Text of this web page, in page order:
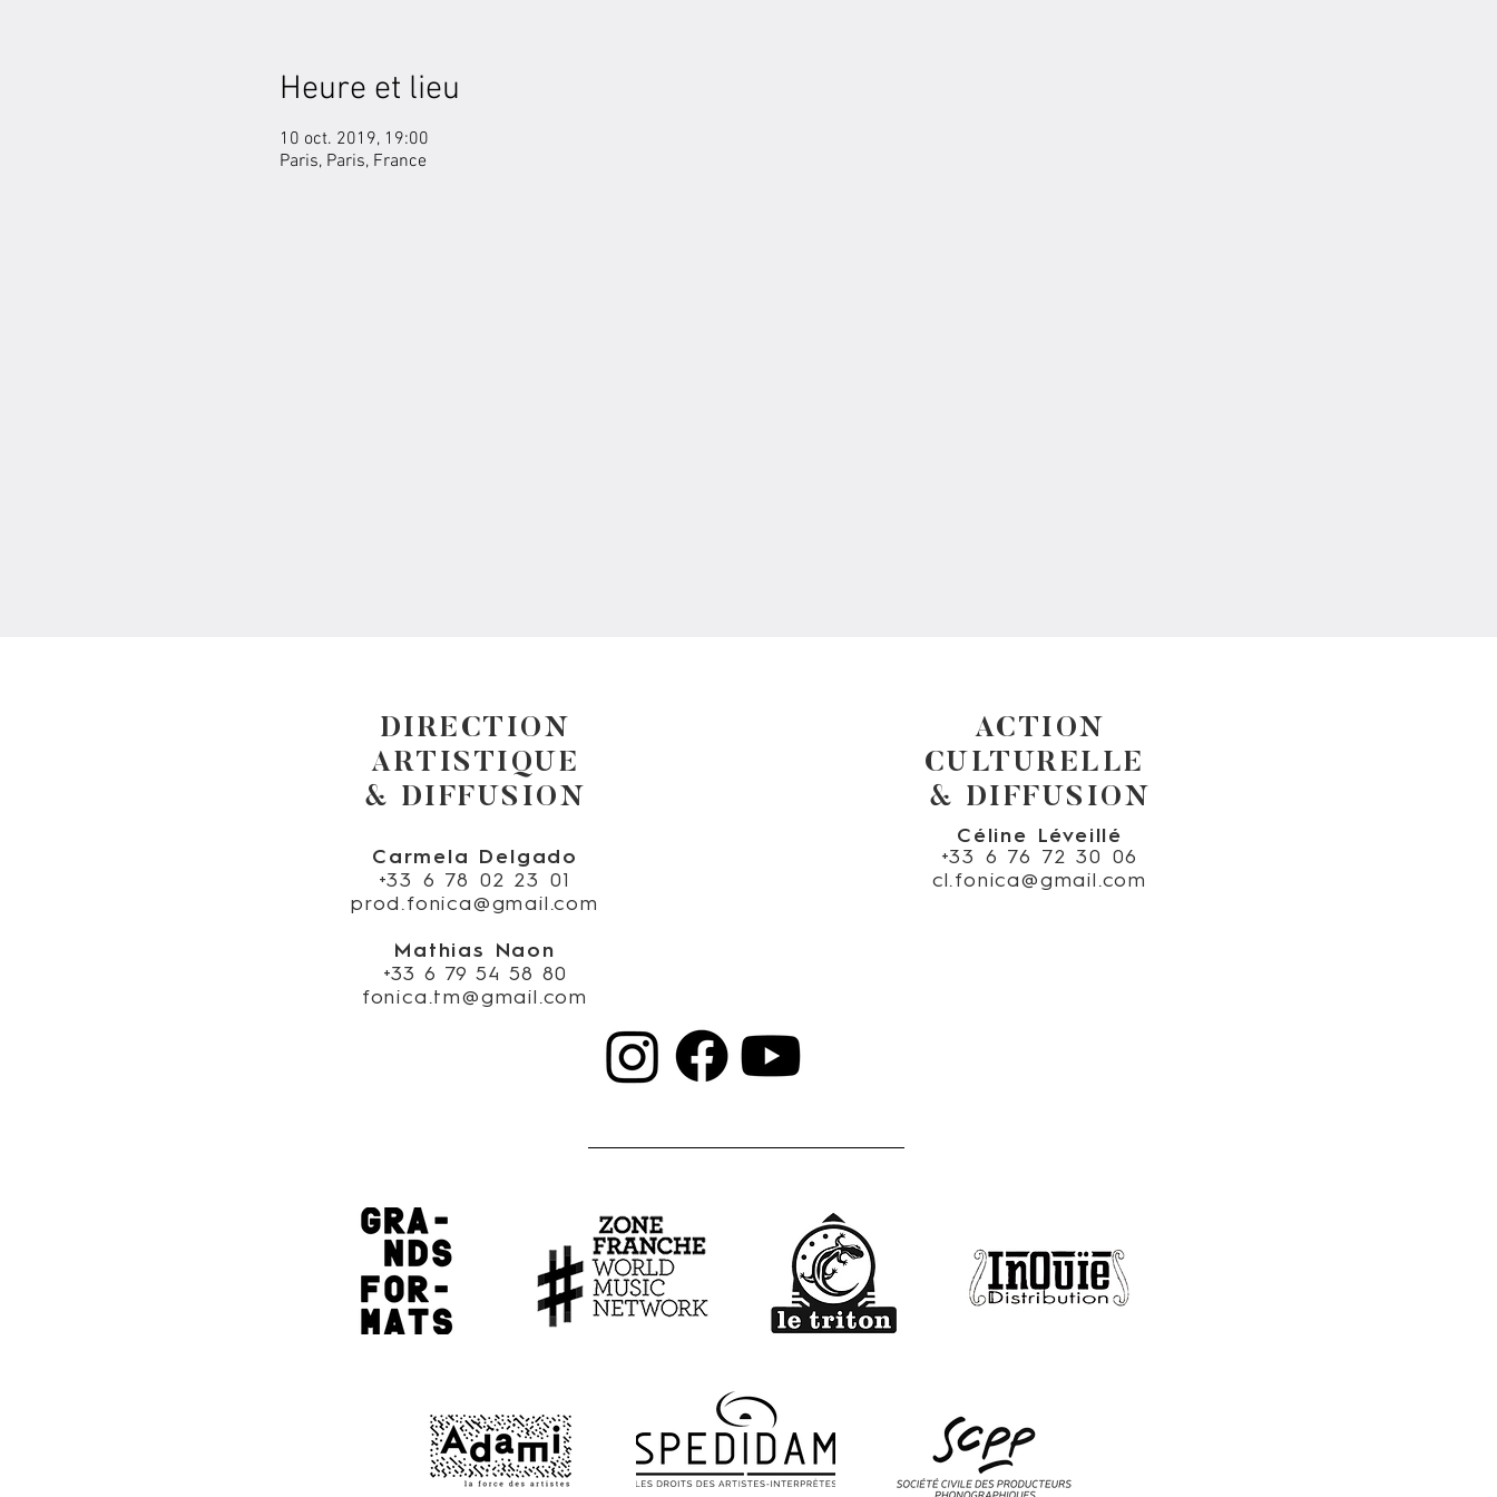
Heure et lieu
10 oct. 2019, 19:00
Paris, Paris, France
DIRECTION
ARTISTIQUE
& DIFFUSION
Carmela Delgado
+33 6 78 02 23 01
prod.fonica@gmail.com
Mathias Naon
+33 6 79 54 58 80
fonica.tm@gmail.com
ACTION
CULTURELLE
& DIFFUSION
Céline Léveillé
+33 6 76 72 30 06
cl.fonica@gmail.com